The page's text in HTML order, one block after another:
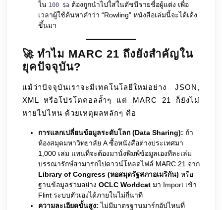
ใน 100 $a ต้องถูกนำไปใส่ในดัชนีรายชื่อผู้แต่ง เพื่อ
เวลาผู้ใช้ค้นหาคำว่า “Rowling” หนังสือเล่มนี้จะได้เด้ง
ขึ้นมา
🚀 ทำไม MARC 21 ถึงยังสำคัญใน
ยุคปัจจุบัน?
แม้ว่าปัจจุบันเราจะมีเทคโนโลยีใหม่อย่าง JSON,
XML หรือโปรโตคอลล้ำๆ แต่ MARC 21 ก็ยังไม่
หายไปไหน ด้วยเหตุผลหลักๆ คือ
การแลกเปลี่ยนข้อมูลระดับโลก (Data Sharing): ถ้า
ห้องสมุดมหาวิทยาลัย A ซื้อหนังสือต่างประเทศมา
1,000 เล่ม แทนที่จะต้องมานั่งพิมพ์ข้อมูลเองทีละเล่ม
บรรณารักษ์สามารถไปดาวน์โหลดไฟล์ MARC 21 จาก
Library of Congress (หอสมุดรัฐสภาอเมริกัน) หรือ
ฐานข้อมูลร่วมอย่าง OCLC Worldcat มา Import เข้า
Flint ระบบตัวเองได้ภายในไม่กี่นาที
ความละเอียดขั้นสูง: ไม่มีมาตรฐานมาร์กอัปไหนที่